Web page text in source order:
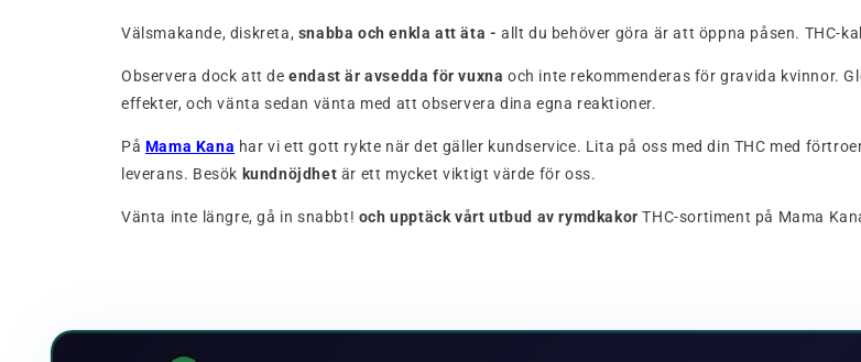
Välsmakande, diskreta, snabba och enkla att äta - allt du behöver göra är att öppna påsen. THC-
Observera dock att deendast är avsedda för vuxna och inte rekommenderas för gravida kvinnor.
effekter, och vänta sedan vänta med att observera dina egna reaktioner.
På Mama Kana har vi ett gott rykte när det gäller kundservice. Lita på oss med din THC med
leverans. Besök kundnöjdhet är ett mycket viktigt värde för oss.
Vänta inte längre, gå in snabbt! och upptäck vårt utbud av rymdkakorTHC-sortiment på Mama